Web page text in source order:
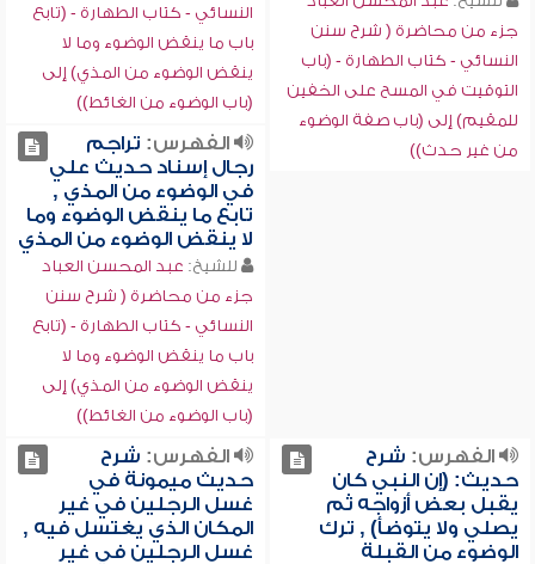
جزء من محاضرة ( شرح سنن
النسائي - كتاب الطهارة - (باب
التوقيت في المسح على الخفين
للمقيم) إلى (باب صفة الوضوء
من غير حدث))
النسائي - كتاب الطهارة - (تابع
باب ما ينقض الوضوء وما لا
ينقض الوضوء من المذي) إلى
(باب الوضوء من الغائط))
الفهرس: تراجم
رجال إسناد حديث علي
في الوضوء من المذي ,
تابع ما ينقض الوضوء وما
لا ينقض الوضوء من المذي
للشيخ: عبد المحسن العباد
جزء من محاضرة ( شرح سنن
النسائي - كتاب الطهارة - (تابع
باب ما ينقض الوضوء وما لا
ينقض الوضوء من المذي) إلى
(باب الوضوء من الغائط))
الفهرس: شرح
حديث: (إن النبي كان
يقبل بعض أزواجه ثم
يصلي ولا يتوضأ) , ترك
الوضوء من القبلة
الفهرس: شرح
حديث ميمونة في
غسل الرجلين في غير
المكان الذي يغتسل فيه ,
غسل الرجلين في غير